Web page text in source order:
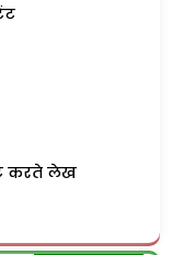
करते लेख